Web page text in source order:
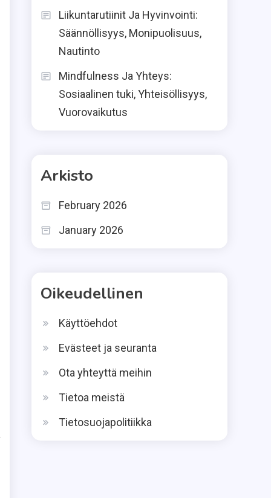
Liikuntarutiinit Ja Hyvinvointi:
Säännöllisyys, Monipuolisuus,
Nautinto
Mindfulness Ja Yhteys:
Sosiaalinen tuki, Yhteisöllisyys,
Vuorovaikutus
Arkisto
February 2026
January 2026
Oikeudellinen
Käyttöehdot
Evästeet ja seuranta
Ota yhteyttä meihin
Tietoa meistä
Tietosuojapolitiikka